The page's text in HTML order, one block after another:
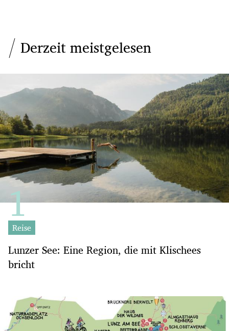
Derzeit meistgelesen
Reise
Lunzer See: Eine Region, die mit Klischees
bricht